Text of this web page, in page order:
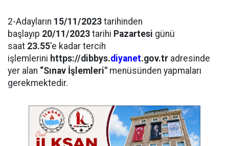
2-Adayların 15/11/2023 tarihinden
başlayıp 20/11/2023 tarihi Pazartesi günü
saat 23.55'e kadar tercih
işlemlerini https://dibbys.diyanet.gov.tr adresinde
yer alan “Sınav İşlemleri" menüsünden yapmaları
gerekmektedir.